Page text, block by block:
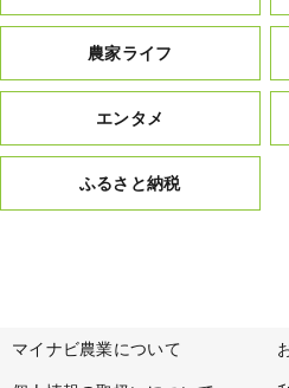
農家ライフ
エンタメ
ふるさと納税
マイナビ農業について